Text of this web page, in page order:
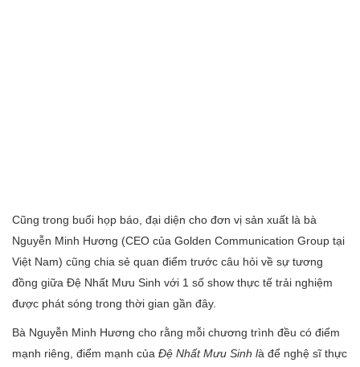
Cũng trong buổi họp báo, đại diện cho đơn vị sản xuất là bà
Nguyễn Minh Hương (CEO của Golden Communication Group tại
Việt Nam) cũng chia sẻ quan điểm trước câu hỏi về sự tương
đồng giữa Đệ Nhất Mưu Sinh với 1 số show thực tế trải nghiệm
được phát sóng trong thời gian gần đây.
Bà Nguyễn Minh Hương cho rằng mỗi chương trình đều có điểm
mạnh riêng, điểm mạnh của Đệ Nhất Mưu Sinh là để nghệ sĩ thực